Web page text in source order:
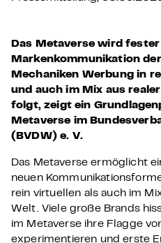
Das Metaverse wird
Markenkommunikation
Mechaniken Werbung in
und auch im Mix aus
folgt, zeigt ein
Metaverse im
(BVDW) e. V.
Das Metaverse ermöglicht
neuen
rein virtuellen als auch im
Welt. Viele große Brands
im Metaverse ihre Flagge
experimentieren und erste